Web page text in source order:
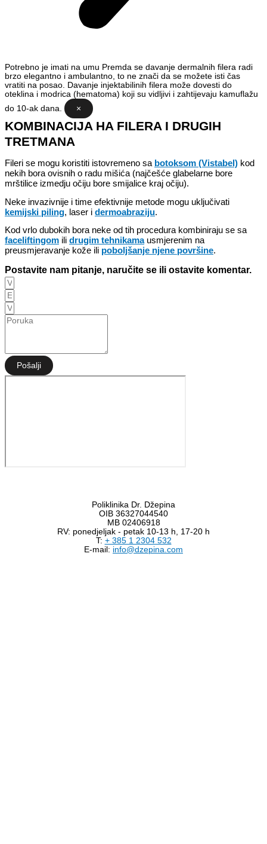
Potrebno je imati na umu Premda se davanje dermalnih filera radi
brzo elegantno i ambulantno, to ne znači da se možete isti čas
vratiti na posao. Davanje injektabilinih filera može dovesti do
oteklina i modrica (hematoma) koji su vidljivi i zahtijevaju kamuflažu
do 10-ak dana.
×
KOMBINACIJA HA FILERA I DRUGIH
TRETMANA
Fileri se mogu koristiti istovremeno sa botoksom (Vistabel) kod
nekih bora ovisnih o radu mišića (najčešće glabelarne bore
mrštilice izmedju očiju bore smijalice kraj očiju).
Neke invazivnije i time efektivnije metode mogu uključivati
kemijski piling, laser i dermoabraziju.
Kod vrlo dubokih bora neke od tih procedura kombiniraju se sa
faceliftingom ili drugim tehnikamausmjerenim na
preusmjeravanje kože ili poboljšanje njene površine.
Postavite nam pitanje, naručite se ili ostavite komentar.
Pošalji
Poliklinika Dr. Džepina
OIB 36327044540
MB 02406918
RV: ponedjeljak - petak 10-13 h, 17-20 h
T: + 385 1 2304 532
E-mail: info@dzepina.com